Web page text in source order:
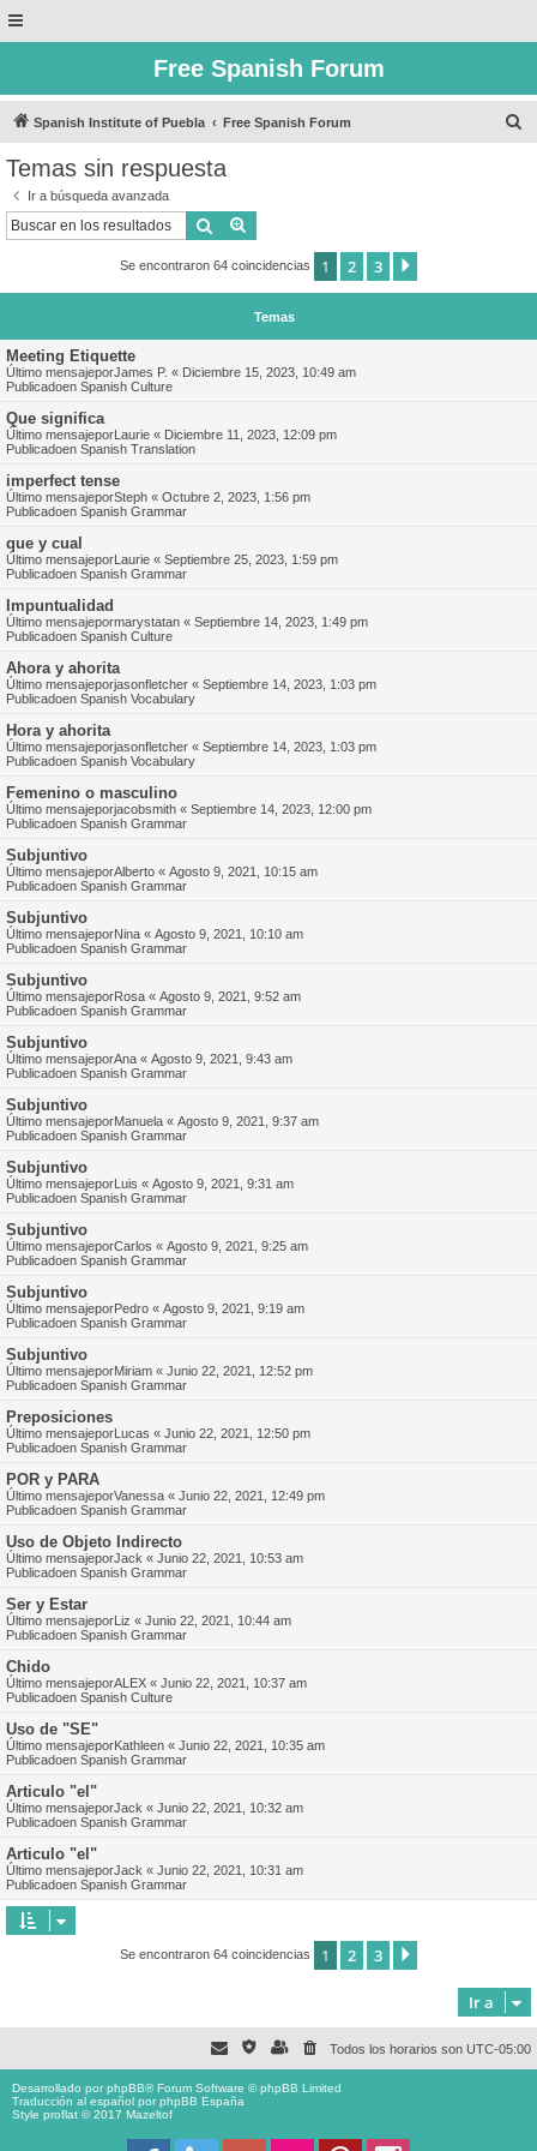
Free Spanish Forum
Spanish Institute of Puebla Free Spanish Forum
Temas sin respuesta
Ir a búsqueda avanzada
Buscar
Se encontraron 64 coincidencias 1 2 3
Temas
Meeting Etiquette
Último mensajeporJames P. « Diciembre 15, 2023, 10:49 am
Publicadoen Spanish Culture
Que significa
Último mensajeporLaurie « Diciembre 11, 2023, 12:09 pm
Publicadoen Spanish Translation
imperfect tense
Último mensajeporSteph « Octubre 2, 2023, 1:56 pm
Publicadoen Spanish Grammar
que y cual
Último mensajeporLaurie « Septiembre 25, 2023, 1:59 pm
Publicadoen Spanish Grammar
Impuntualidad
Último mensajepormarystatan « Septiembre 14, 2023, 1:49 pm
Publicadoen Spanish Culture
Ahora y ahorita
Último mensajeporjasonfletcher « Septiembre 14, 2023, 1:03 pm
Publicadoen Spanish Vocabulary
Hora y ahorita
Último mensajeporjasonfletcher « Septiembre 14, 2023, 1:03 pm
Publicadoen Spanish Vocabulary
Femenino o masculino
Último mensajeporjacobsmith « Septiembre 14, 2023, 12:00 pm
Publicadoen Spanish Grammar
Subjuntivo
Último mensajeporAlberto « Agosto 9, 2021, 10:15 am
Publicadoen Spanish Grammar
Subjuntivo
Último mensajeporNina « Agosto 9, 2021, 10:10 am
Publicadoen Spanish Grammar
Subjuntivo
Último mensajeporRosa « Agosto 9, 2021, 9:52 am
Publicadoen Spanish Grammar
Subjuntivo
Último mensajeporAna « Agosto 9, 2021, 9:43 am
Publicadoen Spanish Grammar
Subjuntivo
Último mensajeporManuela « Agosto 9, 2021, 9:37 am
Publicadoen Spanish Grammar
Subjuntivo
Último mensajeporLuis « Agosto 9, 2021, 9:31 am
Publicadoen Spanish Grammar
Subjuntivo
Último mensajeporCarlos « Agosto 9, 2021, 9:25 am
Publicadoen Spanish Grammar
Subjuntivo
Último mensajeporPedro « Agosto 9, 2021, 9:19 am
Publicadoen Spanish Grammar
Subjuntivo
Último mensajeporMiriam « Junio 22, 2021, 12:52 pm
Publicadoen Spanish Grammar
Preposiciones
Último mensajeporLucas « Junio 22, 2021, 12:50 pm
Publicadoen Spanish Grammar
POR y PARA
Último mensajeporVanessa « Junio 22, 2021, 12:49 pm
Publicadoen Spanish Grammar
Uso de Objeto Indirecto
Último mensajeporJack « Junio 22, 2021, 10:53 am
Publicadoen Spanish Grammar
Ser y Estar
Último mensajeporLiz « Junio 22, 2021, 10:44 am
Publicadoen Spanish Grammar
Chido
Último mensajeporALEX « Junio 22, 2021, 10:37 am
Publicadoen Spanish Culture
Uso de "SE"
Último mensajeporKathleen « Junio 22, 2021, 10:35 am
Publicadoen Spanish Grammar
Articulo "el"
Último mensajeporJack « Junio 22, 2021, 10:32 am
Publicadoen Spanish Grammar
Articulo "el"
Último mensajeporJack « Junio 22, 2021, 10:31 am
Publicadoen Spanish Grammar
Se encontraron 64 coincidencias 1 2 3
Ir a
Todos los horarios son UTC-05:00
Desarrollado porphpBB® Forum Software © phpBB Limited
Traducción al español porphpBB España
Style proflat © 2017 Mazeltof